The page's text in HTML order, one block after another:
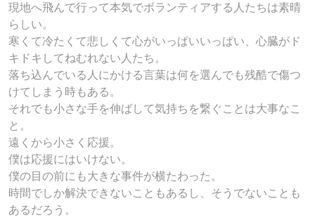
現地へ飛んで行って本気でボランティアする人たちは素晴
らしい。
寒くて冷たくて悲しくて心がいっぱいいっぱい、心臓がド
キドキしてねむれない人たち。
落ち込んでいる人にかける言葉は何を選んでも残酷で傷つ
けてしまう時もある。
それでも小さな手を伸ばして気持ちを繋ぐことは大事なこ
と。
遠くから小さく応援。
僕は応援にはいけない。
僕の目の前にも大きな事件が横たわった。
時間でしか解決できないこともあるし、そうでないことも
あるだろう。